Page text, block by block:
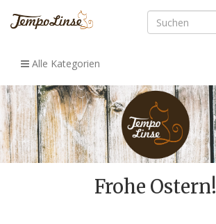
Alle Kategorien
Frohe Ostern!